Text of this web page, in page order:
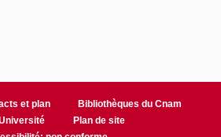
et plan
Bibliothèques du Cnam
Plan de site